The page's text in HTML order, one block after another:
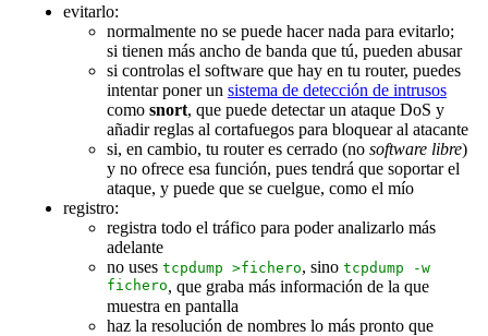
evitarlo:
normalmente no se puede hacer nada para evitarlo;
si tienen más ancho de banda que tú, pueden abusar
si controlas el software que hay en tu router, puedes
intentar poner un sistema de detección de intrusos
como snort, que puede detectar un ataque DoS y
añadir reglas al cortafuegos para bloquear al atacante
si, en cambio, tu router es cerrado (no software libre)
y no ofrece esa función, pues tendrá que soportar el
ataque, y puede que se cuelgue, como el mío
registro:
registra todo el tráfico para poder analizarlo más
adelante
no uses tcpdump >fichero, sino tcpdump -w
fichero, que graba más información de la que
muestra en pantalla
haz la resolución de nombres lo más pronto que